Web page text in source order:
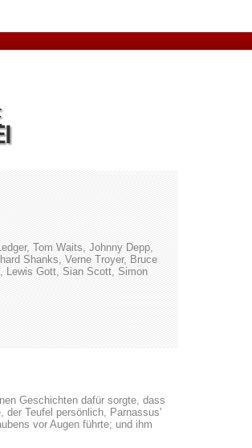
Tom Waits, Johnny Depp,
Shanks, Verne Troyer, Bruce
Lewis Gott, Sian Scott, Simon
Geschichten dafür sorgte, dass
der Teufel persönlich, Parnassus'
vor Augen führte; und ihm